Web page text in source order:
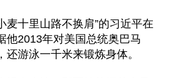
麦十里山路不换肩”的习近平在
他2013年对美国总统奥巴马
游泳一千米来锻炼身体。